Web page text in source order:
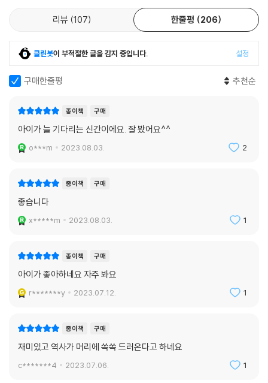
리뷰 107 한줄평 206
클린봇이 부적절한 글을 감지 중입니다. 설정
구매한줄평 추천순
종이책 구매
아이가 늘 기다리는 신간이에요. 잘 봤어요^^
o***m 2023.08.03. 2
종이책 구매
좋습니다
x*****m 2023.08.03. 1
종이책 구매
아이가 좋아하네요 자주 봐요
r*******y 2023.07.12. 1
종이책 구매
재미있고 역사가 머리에 쏙쏙 드러온다고 하네요
c*******4 2023.07.06. 1